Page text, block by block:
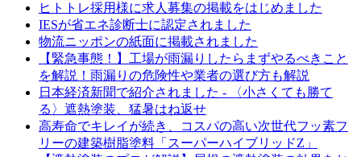
ヒトトレ採用様に求人募集の掲載をはじめました
IESが省エネ診断士に認定されました
物流ニッポンの紙面に掲載されました
【緊急事態！】工場が雨漏りしたらまずやるべきこと
を解説！雨漏りの危険性や業者の選び方も解説
日本経済新聞で紹介されました - 〈小さくても勝て
る〉遮熱塗装、猛暑はね返せ
高寿命でキレイが続き、コスパの高い次世代フッ素フ
リーの建築樹脂塗料「スーパーハイブリッドZ」